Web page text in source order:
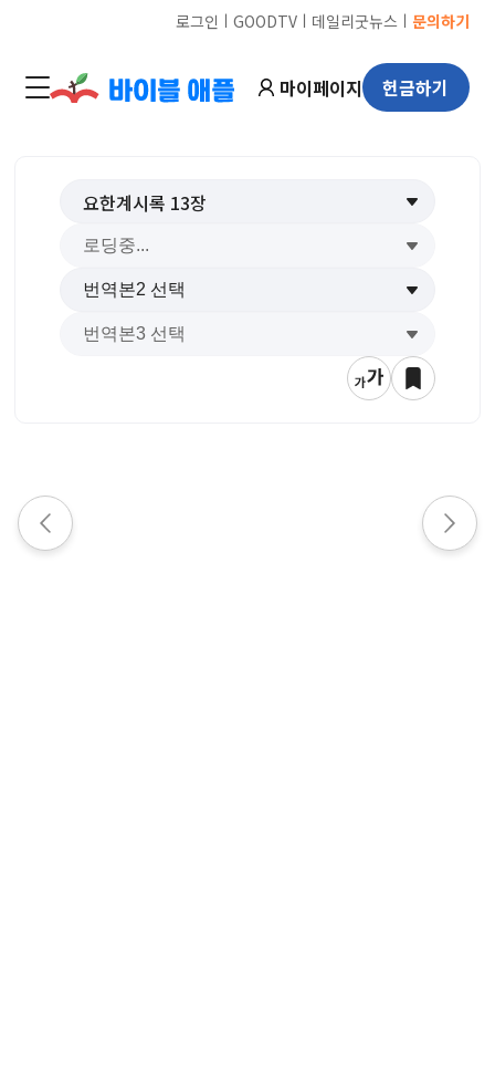
로그인 ㅣ GOODTVㅣ 데일리굿뉴스 ㅣ 문의하기
마이페이지 헌금하기
요한계시록 13장